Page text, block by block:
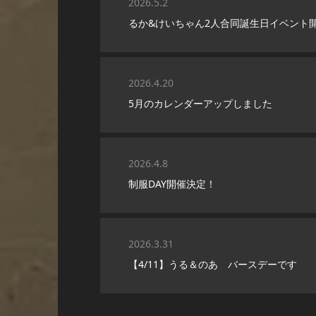
るか&けいちゃん2人合同誕生日イベント
2026.4.20
5月のカレンダーアップしました
2026.4.8
制服DAY開催決定！
2026.3.31
【4/11】うる＆のあ バースデーです